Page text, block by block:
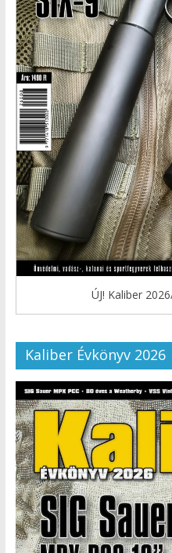
ÚJ! Kaliber
Kaliber Évkönyv 2026